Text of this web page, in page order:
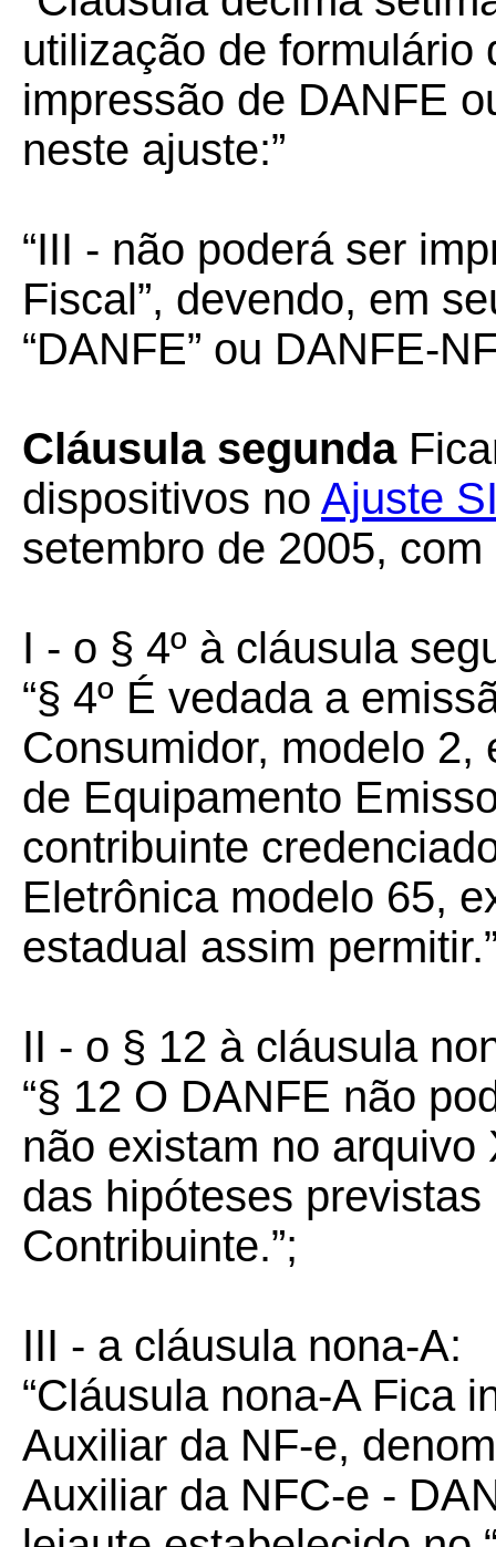
utilização de formulário
impressão de DANFE
neste ajuste:”
“III - não poderá ser
Fiscal”, devendo, em
“DANFE” ou DANFE-
Cláusula segunda
dispositivos no Ajuste
setembro de 2005,
I - o § 4º à cláusula
“§ 4º É vedada a
Consumidor, modelo
de Equipamento
contribuinte
Eletrônica modelo 65,
estadual assim
II - o § 12 à cláusula
“§ 12 O DANFE não
não existam no
das hipóteses
Contribuinte.”;
III - a cláusula nona-A:
“Cláusula nona-A Fica
Auxiliar da NF-e,
Auxiliar da NFC-e -